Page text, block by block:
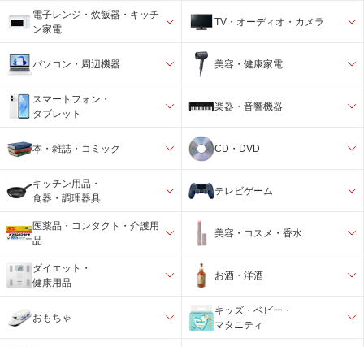
電子レンジ・炊飯器・キッチ
ン家電
TV・オーディオ・カメラ
パソコン・周辺機器 美容・健康家電
スマートフォン・
タブレット
楽器・音響機器
本・雑誌・コミック CD・DVD
キッチン用品・
食器・調理器具
テレビゲーム
医薬品・コンタクト・介護用
品
美容・コスメ・香水
ダイエット・
健康用品
お酒・洋酒
おもちゃ
キッズ・ベビー・
マタニティ